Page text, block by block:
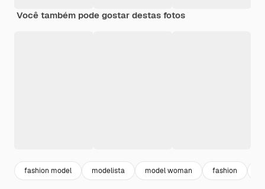
Você também pode gostar destas fotos
fashion model modelista model woman fashion